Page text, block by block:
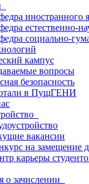
иностранного
естественно-
социально-
кампус
вопросы
безопасность
в ПущГЕНИ
вакансии
на замещение
карьеры
о зачислении